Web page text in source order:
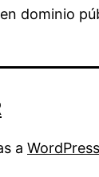
dominio
a WordPress